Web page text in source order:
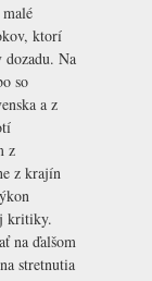
ktorí
dozadu. Na
so
a z
z
z krajín
kritiky.
na ďalšom
stretnutia